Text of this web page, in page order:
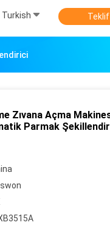
Turkish
Zıvana Açma
Parmak